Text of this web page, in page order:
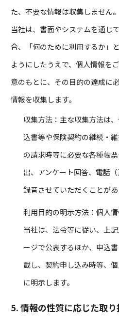
た、不要な情報は収集しません。
当社は、書面やシステムを通じ
合、「何のために利用するか」
ようにしたうえで、個人情報を
意のもとに、その目的の達成に
情報を収集します。
収集方法：主な収集方法は
込書等や保険契約の継続・
の請求時等に必要な各種帳
出、アンケート回答、電話
録音させていただくことがあ
利用目的の明示方法：個人情
当社は、法令等に従い、上
ージで公表するほか、申込
載し、契約申し込み時等、
に明示します。
5. 情報の性質に応じた取